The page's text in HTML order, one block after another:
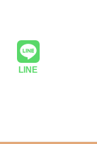
LINE